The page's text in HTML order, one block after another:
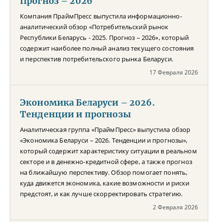
Компания ПраймПресс выпустила информационно-
аналитический обзор «Потребительский рынок
Республики Беларусь - 2025. Прогноз – 2026», который
содержит наиболее полный анализ текущего состояния
и перспектив потребительского рынка Беларуси.
17 Февраля 2026
Экономика Беларуси – 2026.
Тенденции и прогнозы
Аналитическая группа «ПраймПресс» выпустила обзор
«Экономика Беларуси – 2026. Тенденции и прогнозы»,
который содержит характеристику ситуации в реальном
секторе и в денежно-кредитной сфере, а также прогноз
на ближайшую перспективу. Обзор помогает понять,
куда движется экономика, какие возможности и риски
предстоят, и как лучше скорректировать стратегию.
2 Февраля 2026